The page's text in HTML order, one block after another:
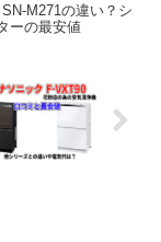
M271の違い？シ
ーの最安値